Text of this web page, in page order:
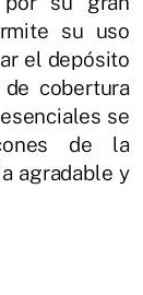
su uso
el depósito
cobertura
se
de la
agradable y